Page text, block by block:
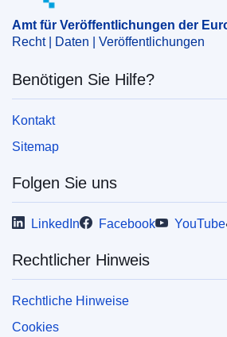
Gedruckt
Diese Veröffentlichung kann
(PDF) oder druckoptimierten
Informationen zum Druck
von EU-Veröffentlichungen
unserem Abschnitt„Häufig
Amt für Veröffentlichungen der
Recht | Daten | Veröffentlichungen
Benötigen Sie Hilfe?
Kontakt
Sitemap
Folgen Sie uns
LinkedIn Facebook YouTube
Rechtlicher Hinweis
Rechtliche Hinweise
Cookies